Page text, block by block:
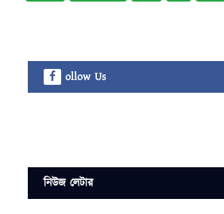
ollow Us
নিউজ লেটার